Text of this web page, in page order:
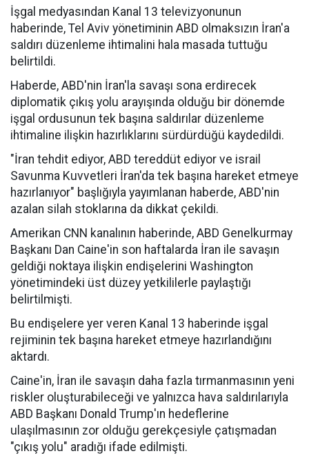
İşgal medyasından Kanal 13 televizyonunun
haberinde, Tel Aviv yönetiminin ABD olmaksızın İran'a
saldırı düzenleme ihtimalini hala masada tuttuğu
belirtildi.
Haberde, ABD'nin İran'la savaşı sona erdirecek
diplomatik çıkış yolu arayışında olduğu bir dönemde
işgal ordusunun tek başına saldırılar düzenleme
ihtimaline ilişkin hazırlıklarını sürdürdüğü kaydedildi.
"İran tehdit ediyor, ABD tereddüt ediyor ve israil
Savunma Kuvvetleri İran'da tek başına hareket etmeye
hazırlanıyor" başlığıyla yayımlanan haberde, ABD'nin
azalan silah stoklarına da dikkat çekildi.
Amerikan CNN kanalının haberinde, ABD Genelkurmay
Başkanı Dan Caine'in son haftalarda İran ile savaşın
geldiği noktaya ilişkin endişelerini Washington
yönetimindeki üst düzey yetkililerle paylaştığı
belirtilmişti.
Bu endişelere yer veren Kanal 13 haberinde işgal
rejiminin tek başına hareket etmeye hazırlandığını
aktardı.
Caine'in, İran ile savaşın daha fazla tırmanmasının yeni
riskler oluşturabileceği ve yalnızca hava saldırılarıyla
ABD Başkanı Donald Trump'ın hedeflerine
ulaşılmasının zor olduğu gerekçesiyle çatışmadan
"çıkış yolu" aradığı ifade edilmişti.